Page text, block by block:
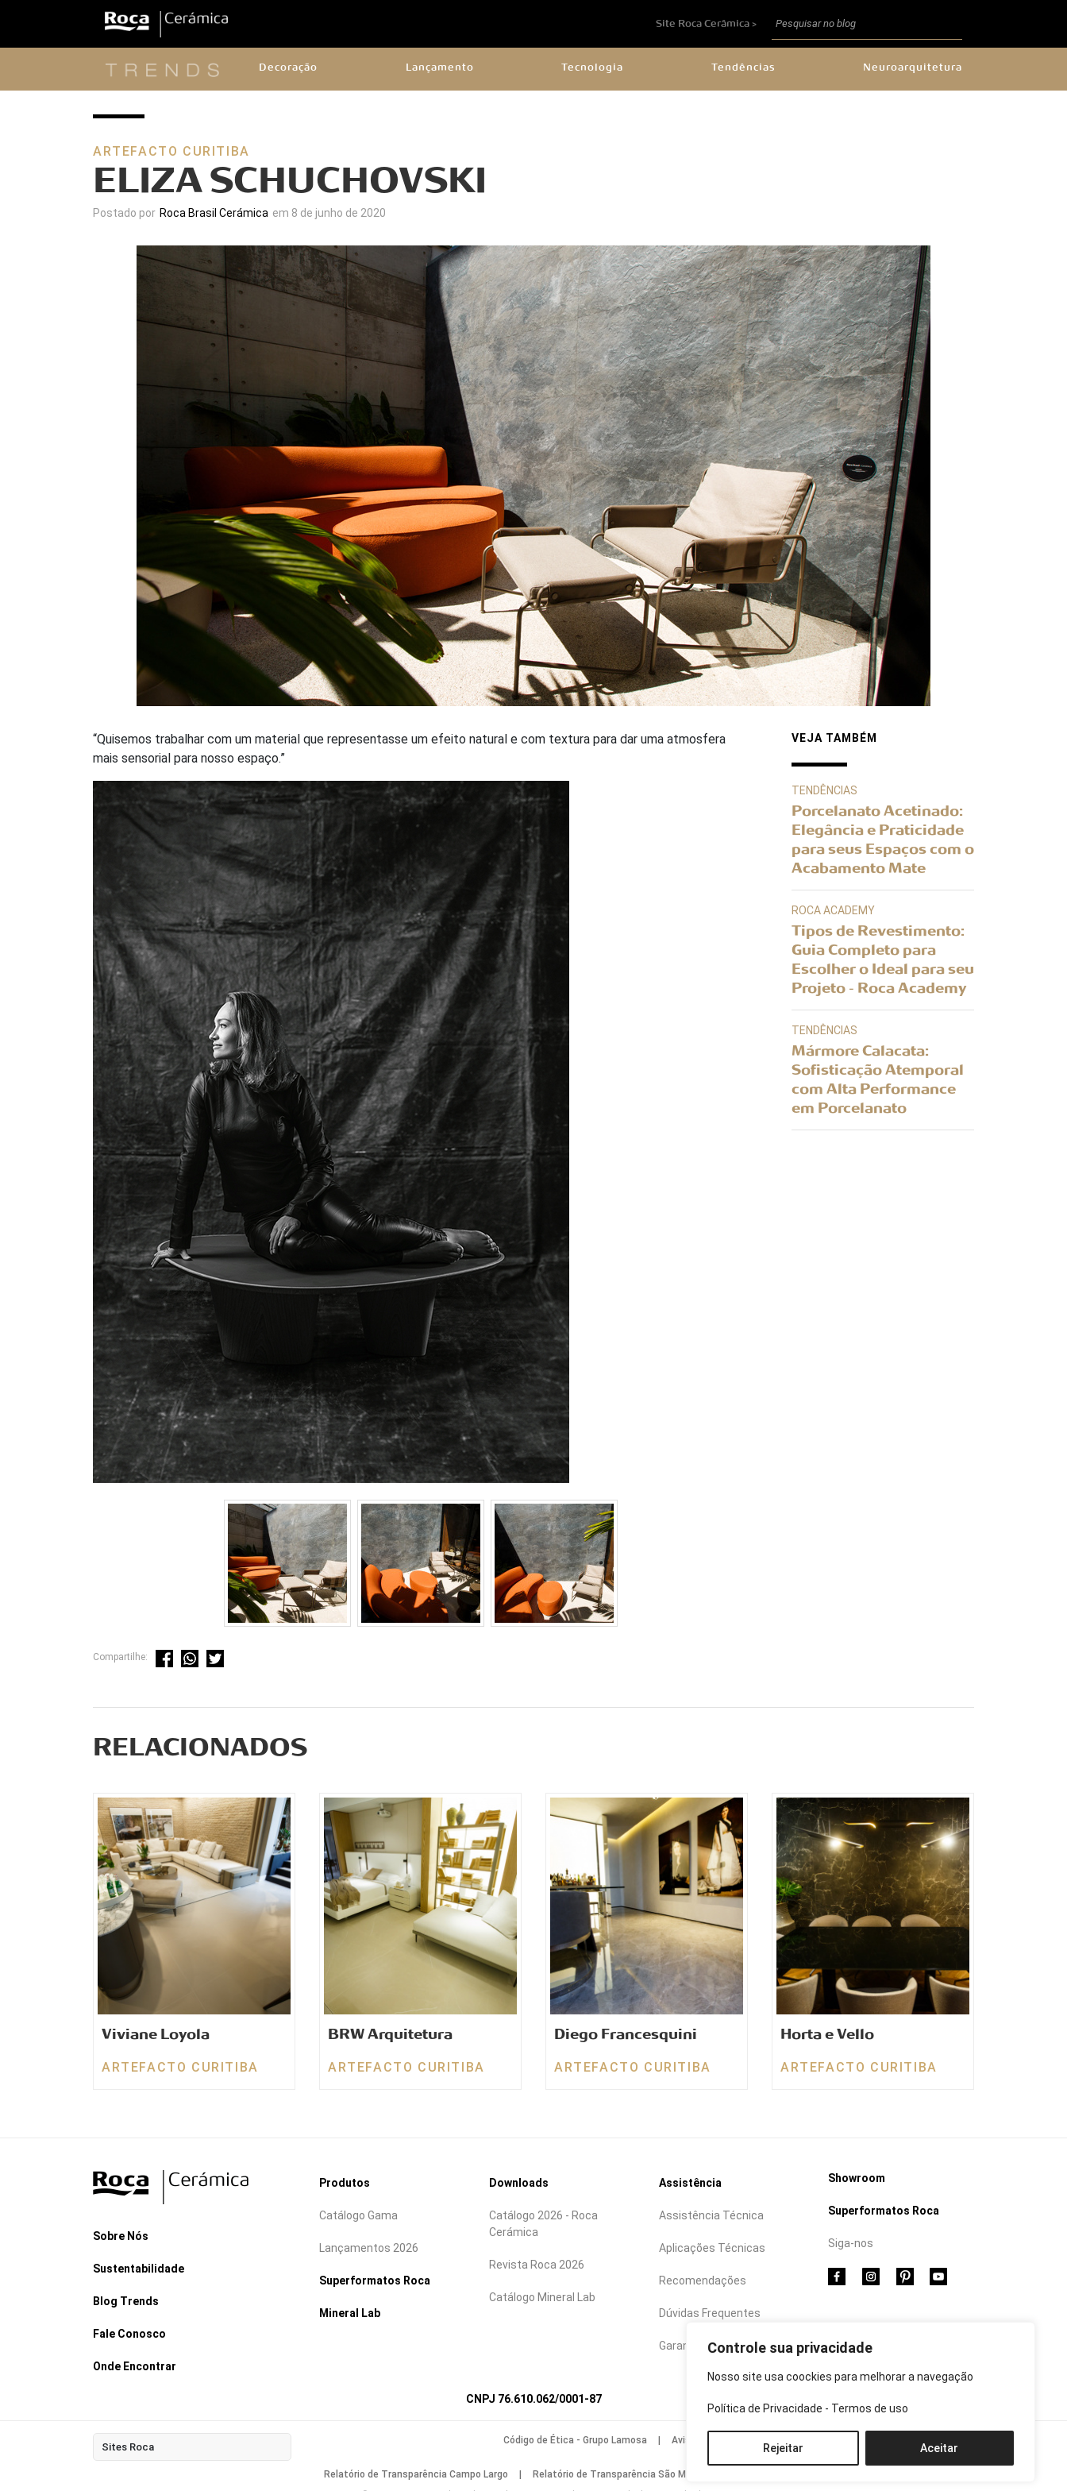
Controle sua privacidade
Nosso site usa coockies para melhorar a navegação
Política de Privacidade - Termos de uso
Rejeitar Aceitar
Site Roca Cerâmica >
Decoração Lançamento Tecnologia Tendências Neuroarquitetura
ARTEFACTO CURITIBA
ELIZA SCHUCHOVSKI
Postado por Roca Brasil Cerámica em 8 de junho de 2020
“Quisemos trabalhar com um material que representasse um efeito natural e com textura para dar uma atmosfera
mais sensorial para nosso espaço.”
Compartilhe:
VEJA TAMBÉM
TENDÊNCIAS
Porcelanato Acetinado:
Elegância e Praticidade
para seus Espaços com o
Acabamento Mate
ROCA ACADEMY
Tipos de Revestimento:
Guia Completo para
Escolher o Ideal para seu
Projeto - Roca Academy
TENDÊNCIAS
Mármore Calacata:
Sofisticação Atemporal
com Alta Performance
em Porcelanato
RELACIONADOS
Viviane Loyola
ARTEFACTO CURITIBA
BRW Arquitetura
ARTEFACTO CURITIBA
Diego Francesquini
ARTEFACTO CURITIBA
Horta e Vello
ARTEFACTO CURITIBA
Sobre Nós
Sustentabilidade
Blog Trends
Fale Conosco
Onde Encontrar
Produtos
Catálogo Gama
Lançamentos 2026
Superformatos Roca
Mineral Lab
Downloads
Catálogo 2026 - Roca
Cerámica
Revista Roca 2026
Catálogo Mineral Lab
Assistência
Assistência Técnica
Aplicações Técnicas
Recomendações
Dúvidas Frequentes
Garantias
Showroom
Superformatos Roca
Siga-nos
CNPJ 76.610.062/0001-87
Sites Roca
Código de Ética - Grupo Lamosa | Aviso de Cookies
Relatório de Transparência Campo Largo |
Relatório de Transparência São Mateus do Sul